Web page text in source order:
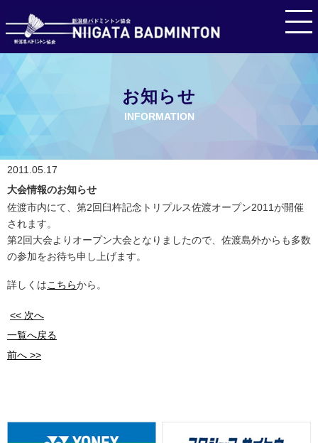
お知らせ
INFORMATION
2011.05.17
大会情報のお知らせ
佐渡市内にて、第2回臼杵記念トリプルス佐渡オープン2011が開催
されます。
第2回大会よりオープン大会となりましたので、佐渡島外からも多数
の参加をお待ち申し上げます。
詳しくはこちらから。
<< 次へ
一覧へ戻る
前へ >>